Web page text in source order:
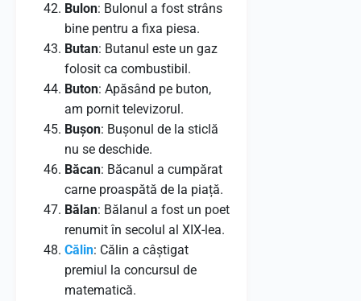
Bulon: Bulonul a fost strâns
bine pentru a fixa piesa.
Butan: Butanul este un gaz
folosit ca combustibil.
Buton: Apăsând pe buton,
am pornit televizorul.
Bușon: Bușonul de la sticlă
nu se deschide.
Băcan: Băcanul a cumpărat
carne proaspătă de la piață.
Bălan: Bălanul a fost un poet
renumit în secolul al XIX-lea.
Călin: Călin a câștigat
premiul la concursul de
matematică.